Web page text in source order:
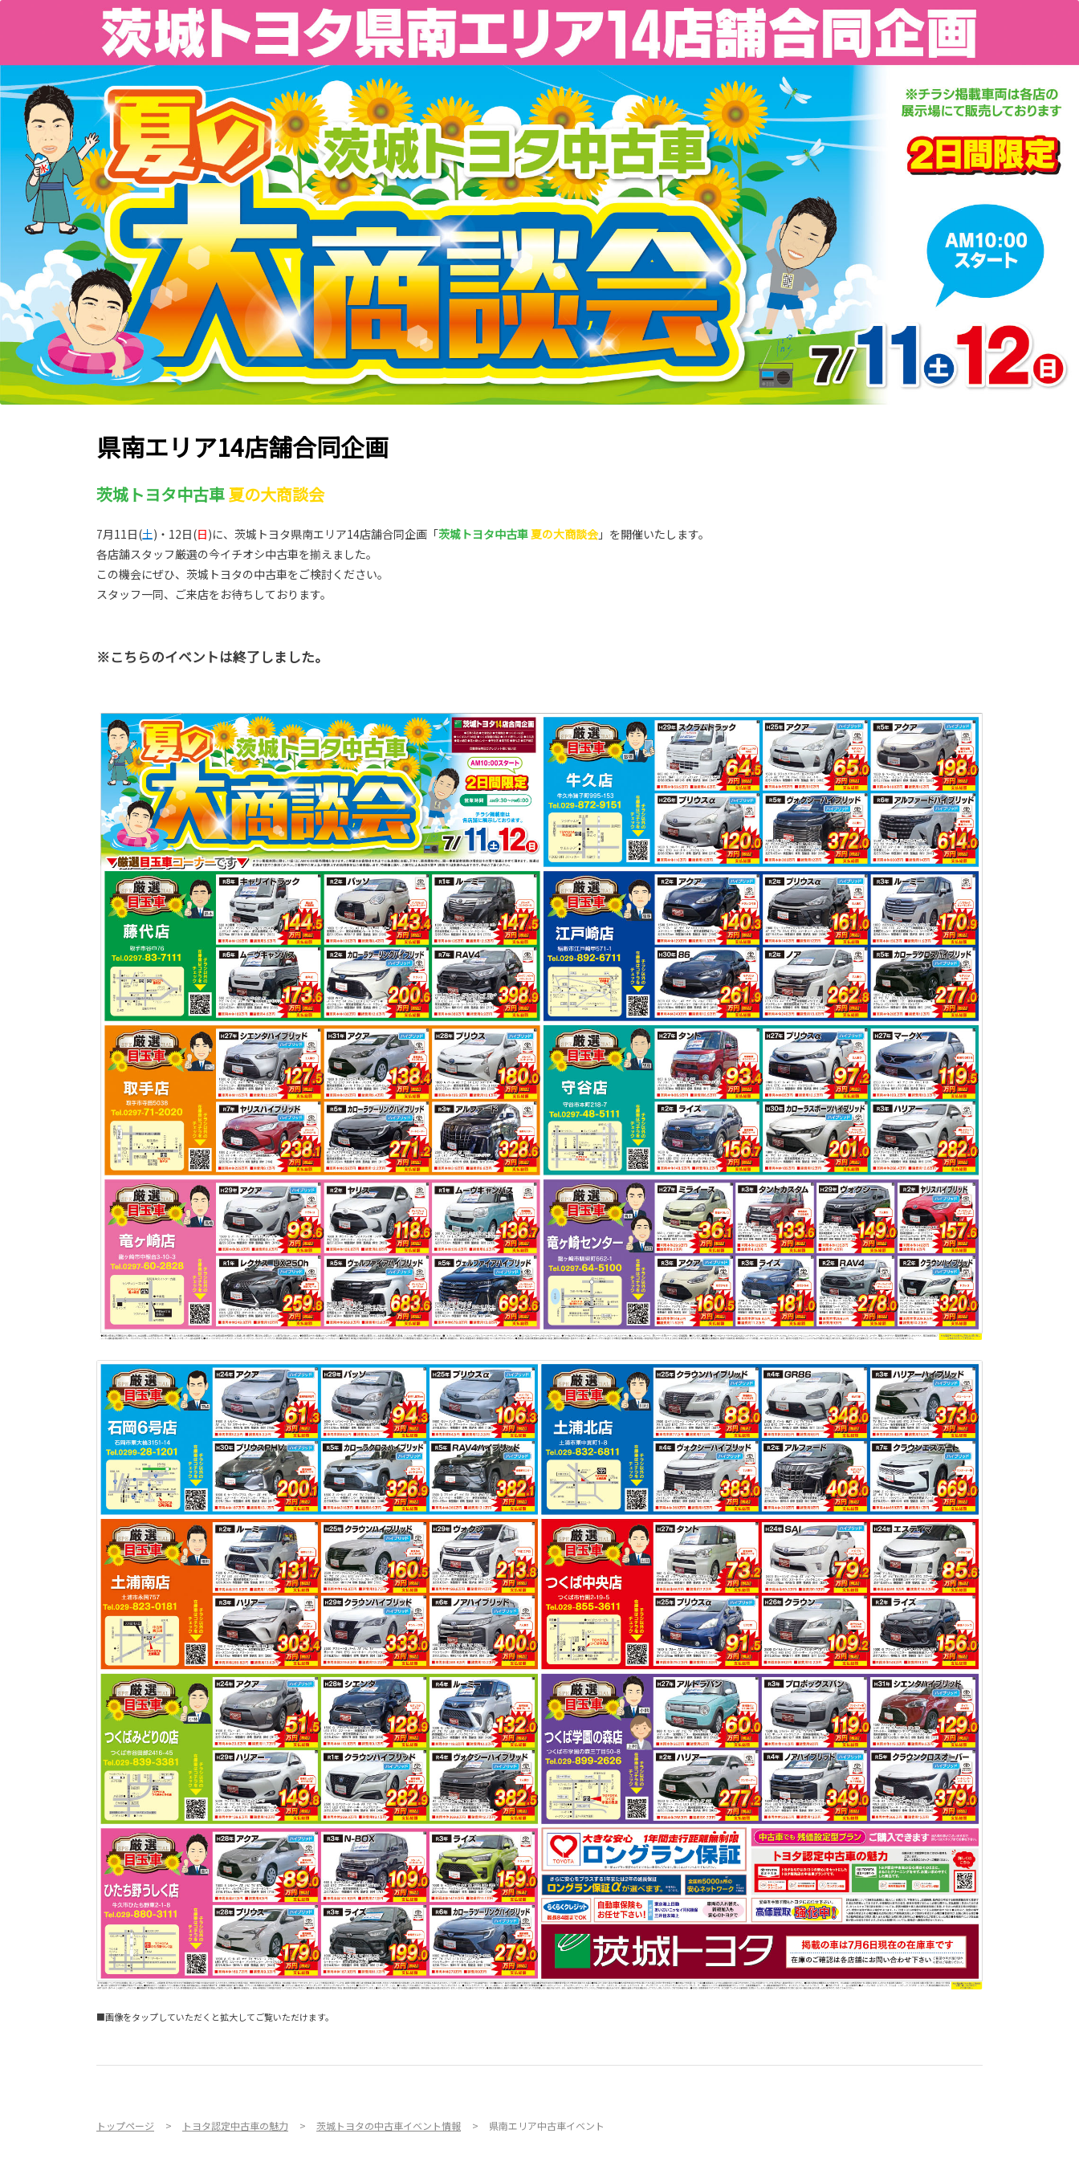
県南エリア14店舗合同企画
茨城トヨタ中古車夏の大商談会
7月11日(土)・12日(日)に、茨城トヨタ県南エリア14店舗合同企画「茨城トヨタ中古車夏の大商談会」を開催いたします。
各店舗スタッフ厳選の今イチオシ中古車を揃えました。
この機会にぜひ、茨城トヨタの中古車をご検討ください。
スタッフ一同、ご来店をお待ちしております。
※こちらのイベントは終了しました。
■画像をタップしていただくと拡大してご覧いただけます。
トップページ トヨタ認定中古車の魅力 茨城トヨタの中古車イベント情報 県南エリア中古車イベント